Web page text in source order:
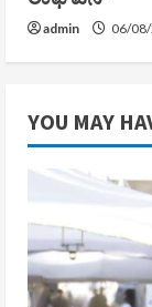
admin 06/
YOU MAY